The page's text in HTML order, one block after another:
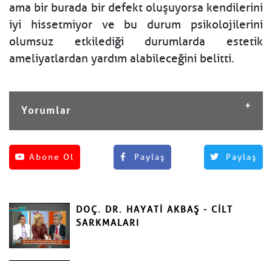
ama bir burada bir defekt oluşuyorsa kendilerini
iyi hissetmiyor ve bu durum psikolojilerini
olumsuz etkilediği durumlarda estetik
ameliyatlardan yardım alabileceğini belitti.
Abone Ol Paylaş Paylaş
Yorumlar
Henüz yorum yapılmamış.
Adınız ve Soyadınız
Mail
DOÇ. DR. HAYATİ AKBAŞ - CİLT
SARKMALARI